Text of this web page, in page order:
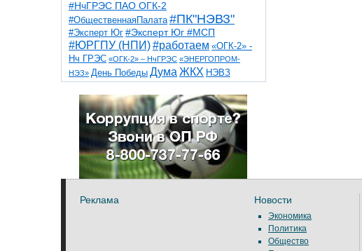
#НчГРЭС ПАО ОГК-2
#ОбщественнаяПалата #ПК"НЭВЗ"
#Эксперт Юг #Эксперт Юг #МСП
#ЮРГПУ (НПИ)#работаем «ОГК-2» -
Нч ГРЭС «ОГК-2» – НчГРЭС «ЭНЕРГОПРОМ-
НЭЗ» День Победы Дума ЖКХ НЭВЗ
НчГРЭС ТНТ
благоустройствоветераны выборы
детидороги казаки коррупция космос
общественная палата парк пожар роща
спорт театр транспорт художники
Реклама Новости
Экономика
Политика
Общество